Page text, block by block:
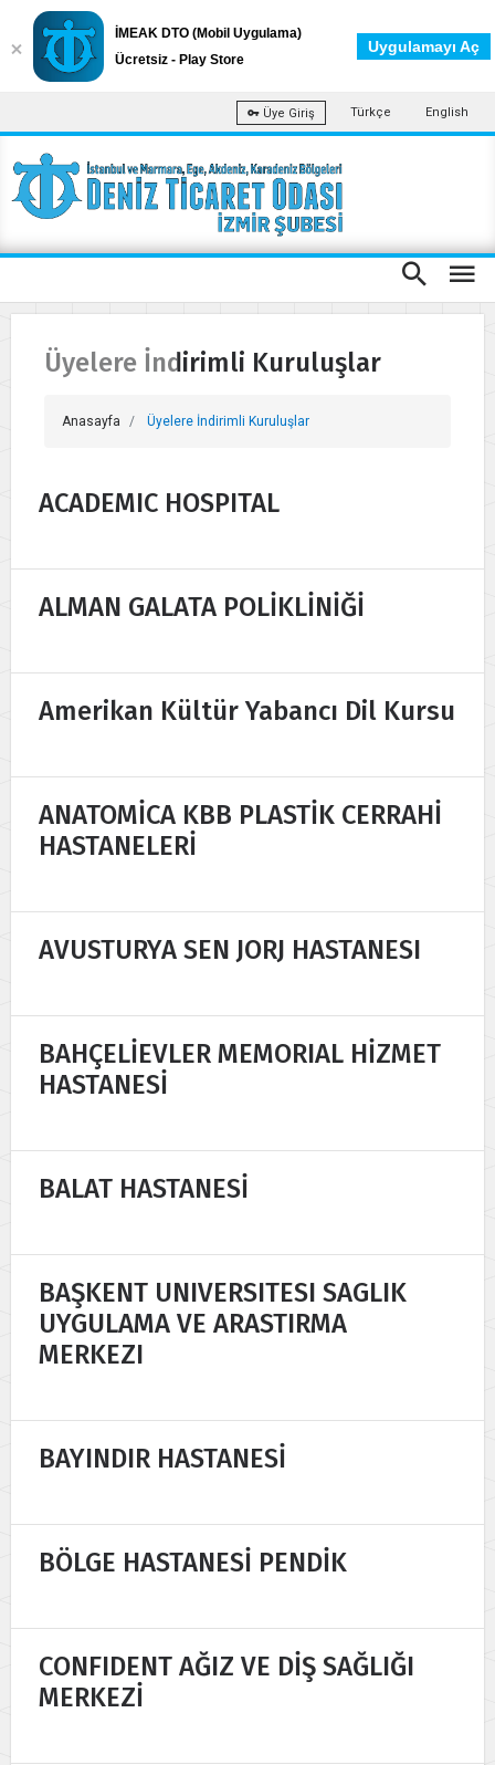
Üye Giriş Türkçe English
Üyelere İndirimli Kuruluşlar
Anasayfa Üyelere İndirimli Kuruluşlar
ACADEMIC HOSPITAL
ALMAN GALATA POLİKLİNİĞİ
Amerikan Kültür Yabancı Dil Kursu
ANATOMİCA KBB PLASTİK CERRAHİ
HASTANELERİ
AVUSTURYA SEN JORJ HASTANESI
BAHÇELİEVLER MEMORIAL HİZMET
HASTANESİ
BALAT HASTANESİ
BAŞKENT UNIVERSITESI SAGLIK
UYGULAMA VE ARASTIRMA
MERKEZI
BAYINDIR HASTANESİ
BÖLGE HASTANESİ PENDİK
CONFIDENT AĞIZ VE DİŞ SAĞLIĞI
MERKEZİ
İMEAK DTO (Mobil Uygulama)
Ücretsiz - Play Store
Uygulamayı Aç